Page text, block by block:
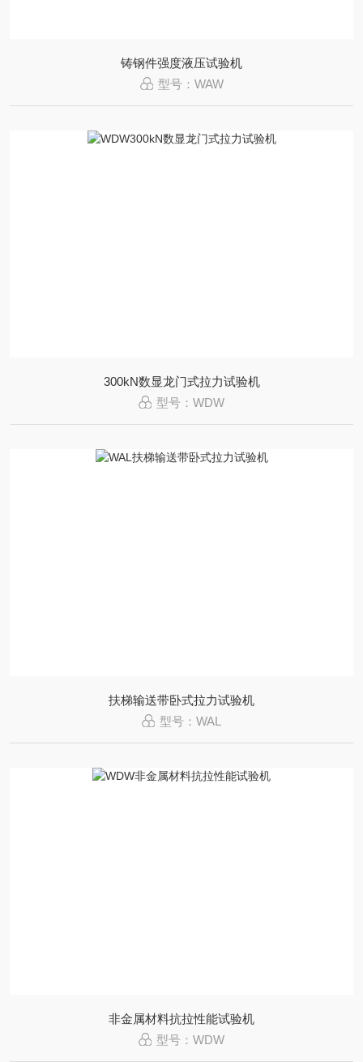
铸钢件强度液压试验机
型号：WAW
300kN数显龙门式拉力试验机
型号：WDW
扶梯输送带卧式拉力试验机
型号：WAL
非金属材料抗拉性能试验机
型号：WDW